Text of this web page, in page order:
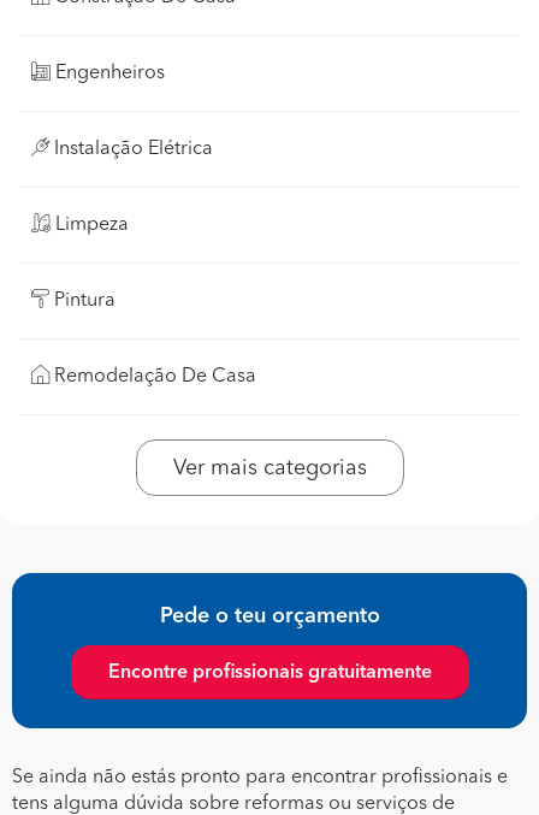
Engenheiros
Instalação Elétrica
Limpeza
Pintura
Remodelação De Casa
Ver mais categorias
Pede o teu orçamento
Encontre profissionais gratuitamente
Se ainda não estás pronto para encontrar profissionais e
tens alguma dúvida sobre reformas ou serviços de